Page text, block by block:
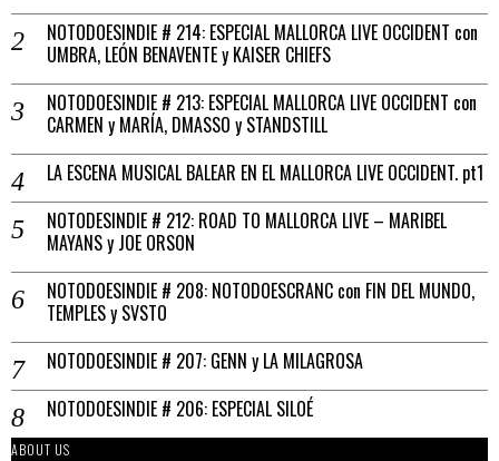
NOTODOESINDIE # 214: ESPECIAL MALLORCA LIVE OCCIDENT con
UMBRA, LEÓN BENAVENTE y KAISER CHIEFS
NOTODOESINDIE # 213: ESPECIAL MALLORCA LIVE OCCIDENT con
CARMEN y MARÍA, DMASSO y STANDSTILL
LA ESCENA MUSICAL BALEAR EN EL MALLORCA LIVE OCCIDENT. pt1
NOTODESINDIE # 212: ROAD TO MALLORCA LIVE – MARIBEL
MAYANS y JOE ORSON
NOTODOESINDIE # 208: NOTODOESCRANC con FIN DEL MUNDO,
TEMPLES y SVSTO
NOTODOESINDIE # 207: GENN y LA MILAGROSA
NOTODOESINDIE # 206: ESPECIAL SILOÉ
ABOUT US